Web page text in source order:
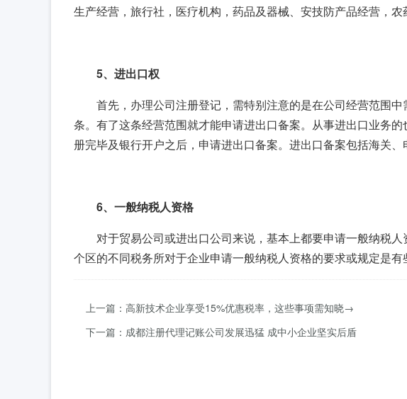
生产经营，旅行社，医疗机构，药品及器械、安技防产品经营，农
5、进出口权
首先，办理公司注册登记，需特别注意的是在公司经营范围
条。有了这条经营范围就才能申请进出口备案。从事进出口业务
册完毕及银行开户之后，申请进出口备案。进出口备案包括海关、
6、一般纳税人资格
对于贸易公司或进出口公司来说，基本上都要申请一般纳税
个区的不同税务所对于企业申请一般纳税人资格的要求或规定是有
上一篇：高新技术企业享受15%优惠税率，这些事项需知晓→
下一篇：成都注册代理记账公司发展迅猛 成中小企业坚实后盾